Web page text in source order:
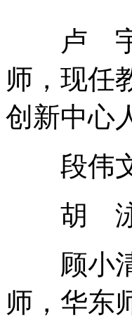
卢 宇：
师，现任
创新中心
段伟文
胡 泳：
顾小清
师，华东